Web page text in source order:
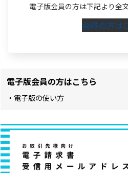
電子版会員の方は下記より全
会員の方は
電子版会員の方はこちら
・電子版の使い方